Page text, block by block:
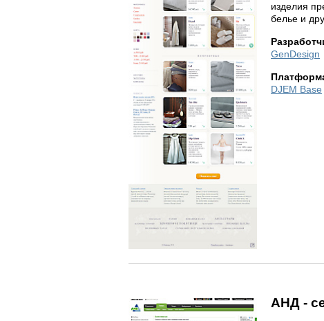
изделия
белье и
GenDesign
DJEM Base
АНД -